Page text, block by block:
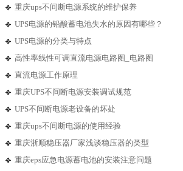
重庆ups不间断电源系统的维护保养
UPS电源的铅酸蓄电池失水的原因有哪些？
UPS电源的分类与特点
高性率线性可调直流电源电路图_电路图
直流电源工作原理
重庆UPS不间断电源安装调试规范
UPS不间断电源老设备的坏处
重庆ups不间断电源的使用经验
重庆浙顺稳压器厂家浅谈稳压器的类型
重庆eps应急电源蓄电池的安装注意问题